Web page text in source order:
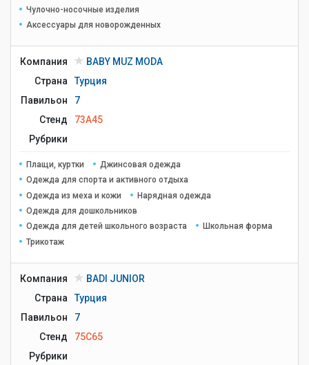
Чулочно-носочные изделия
Аксессуары для новорожденных
Компания
BABY MUZ MODA
Страна
Турция
Павильон
7
Стенд
73A45
Рубрики
Плащи, куртки
Джинсовая одежда
Одежда для спорта и активного отдыха
Одежда из меха и кожи
Нарядная одежда
Одежда для дошкольников
Одежда для детей школьного возраста
Школьная форма
Трикотаж
Компания
BADI JUNIOR
Страна
Турция
Павильон
7
Стенд
75C65
Рубрики